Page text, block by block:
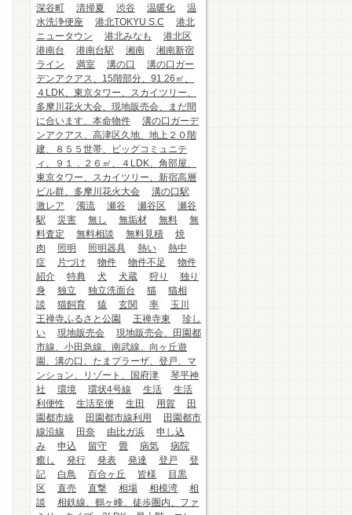
深谷町
清掃夏 渋谷 温暖化
温
水洗浄便座
港北TOKYU S.C
港北
ニュータウン
港北みなも
港北区
港南台
港南台駅 湘南
湘南新宿
ライン
満室 溝の口
溝の口ガー
デンアクアス、15階部分、91.26㎡、
４LDK、東京タワー、スカイツリー、
多摩川花火大会、現地販売会、まだ間
に合います、本命物件
溝の口ガーデ
ンアクアス、高津区久地、地上２０階
建、８５５世帯、ビッグコミュニテ
ィ、９１．２６㎡、４LDK、角部屋、
東京タワー、スカイツリー、新宿高層
ビル群、多摩川花火大会
溝の口駅
激レア
濁流 瀬谷 瀬谷区
瀬谷
駅
災害 無し 無垢材 無料
無
料査定
無料相談 無料見積
焼
肉
照明 照明器具 熱い
熱中
症
片づけ 物件 物件不足
物件
紹介
特典 犬 犬蔵 狩り
独り
身
独立 独立洗面台 猫
猫相
談
猫飼育 猿 玄関 率
玉川
王禅寺ふるさと公園
王禅寺東
珍し
い
現地販売会
現地販売会、田園都
市線、小田急線、南武線、向ヶ丘遊
園、溝の口、たまプラーザ、登戸、マ
ンション、リゾート、国府津
琴平神
社
環境 環状4号線 生活
生活
利便性
生活至便 生田 用賀
田
園都市線
田園都市線利用
田園都市
線沿線
田奈 由比ガ浜
申し込
み
申込 留守 畳 病気
病院
癒し
発行 発表 発達 登戸
登
記
白鳥 百合ヶ丘 皆様
目黒
区
直売 直撃 相場 相模湾
相
談
相鉄線、鶴ヶ峰、徒歩圏内、ファ